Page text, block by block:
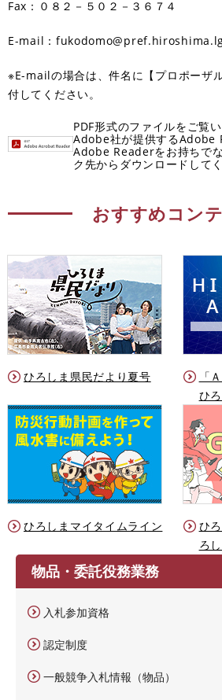
Fax：０８２－５０２－３６７４
E-mail：
※E-mailの場合は、件名に【プロポーザ
付してください。
PDF形式のファイルをご覧
Adobe社が提供するAdobe
Adobe Readerをお持ちで
ク先からダウンロードして
おすすめコン
ひろしま県民だより夏号
「
ひ
ひろしまマイタイムライン
ひ
ろ
物品・委託役務業務
入札参加資格
認定制度
一般競争入札情報（物品）